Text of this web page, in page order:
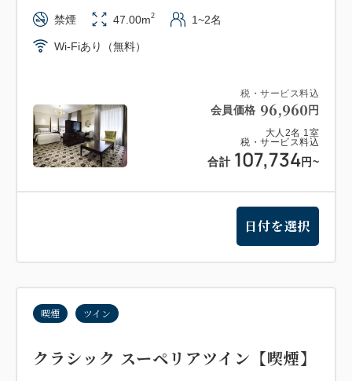
フが撮影）
5. ゲストラウンジ「アトリウム」の朝食ブッフェ
人数分
館内ツアーは約30分-45分間となります。
※14:00開始のお客様はロビーにお越しいただきスタ
ッフにお声がけください。お手荷物のお預かりも承り
ます。
※ホテルツアーの開始時間を変更されたい場合は、
16:30開始プランにて予約を取り直していただくか、
います。ツアー中やご滞在中にご利用を希望されるお
がございます）
税・サービス料込
会員価格 96,960 円
大人 2名 1 室
税・サービス料込
合計 107,734円~
禁煙 47.00m2 1~2名
Wi-Fiあり（無料）
日付を選択
喫煙 ツイン
クラシック スーペリアツイン【喫煙】